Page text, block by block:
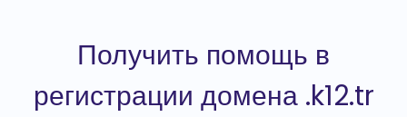
Получить помощь в
регистрации домена .k12.tr